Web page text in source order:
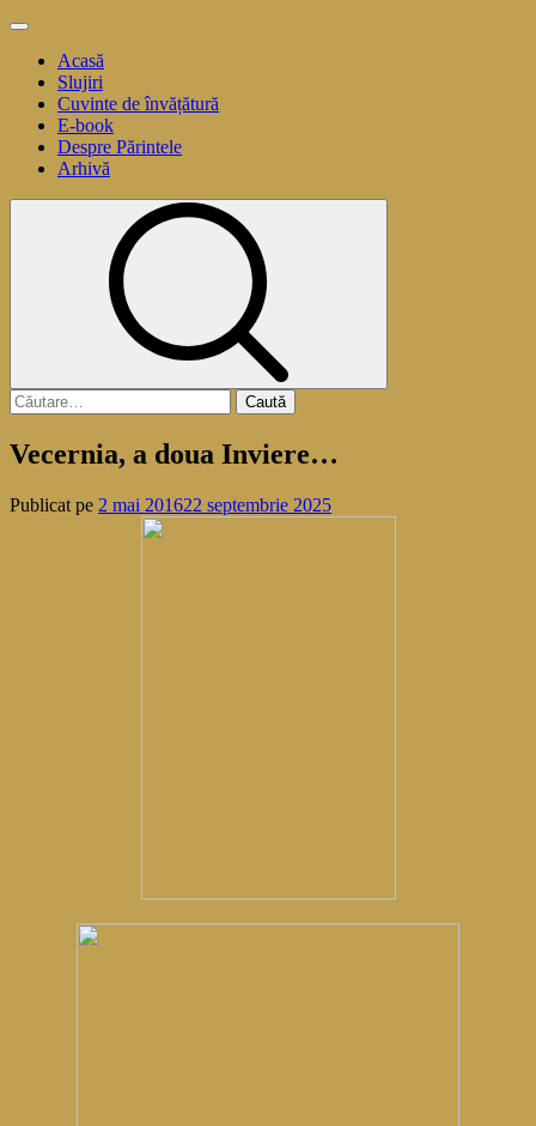
Sari
conținut
Meniu
principalAcasă
Slujiri
Cuvinte de învățătură
E-book
Despre Părintele
Arhivă
Caută
după:
Vecernia, a doua Inviere…
Publicat pe 2 mai 201622 septembrie 2025